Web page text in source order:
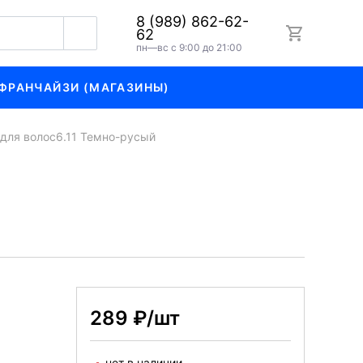
8 (989) 862-62-
62
пн—вс с 9:00 до 21:00
(МАГАЗИНЫ)
волос6.11 Темно-русый
289 ₽/шт